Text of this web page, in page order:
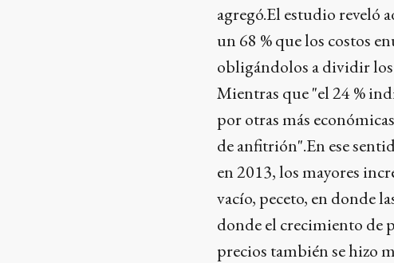
agregó.El estudio reveló
un 68 % que los costos
obligándolos a dividir
Mientras que "el 24 %
por otras más
de anfitrión".En ese
en 2013, los mayores
vacío, peceto, en donde
donde el crecimiento de
precios también se hizo